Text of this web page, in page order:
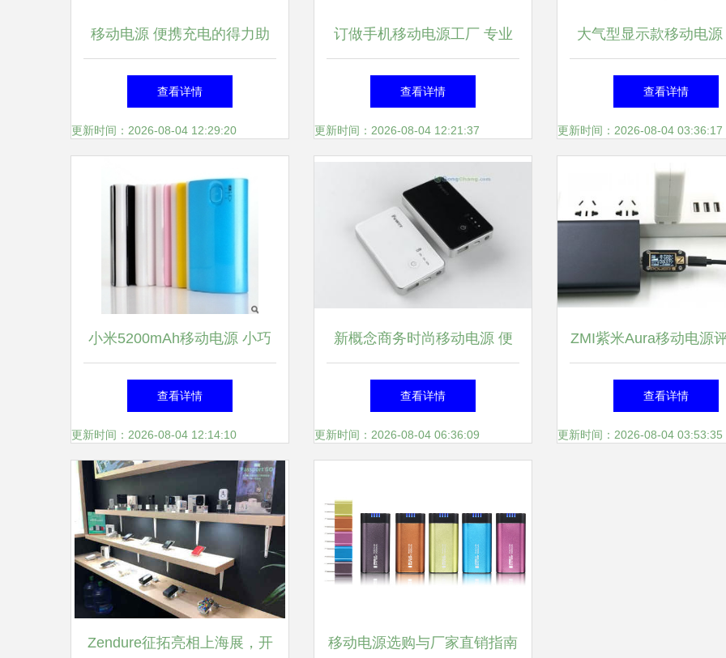
移动电源 便携充电的得力助
手
查看详情
更新时间：2026-08-04 12:29:20
订做手机移动电源工厂 专业
批发上百种款式充电宝，助力
市场需求
查看详情
更新时间：2026-08-04 12:21:37
大气型显示款移动电源
宝安多美好电子厂的匠
查看详情
更新时间：2026-08-04 03:36:17
小米5200mAh移动电源 小巧
便携，为快节奏生活续航
查看详情
更新时间：2026-08-04 12:14:10
新概念商务时尚移动电源 便
捷与电量便携新体验
查看详情
更新时间：2026-08-04 06:36:09
ZMI紫米Aura移动电源
USB-C遇上27W PD快
薄与性能的完美平衡
查看详情
更新时间：2026-08-04 03:53:35
Zendure征拓亮相上海展，开 移动电源选购与厂家直销指南